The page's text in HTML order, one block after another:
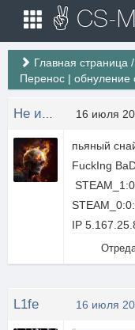
Главная страница /
Перенос | обнуление
16 июля
пьяный
FuckIng
IP
L1fe 16 июля